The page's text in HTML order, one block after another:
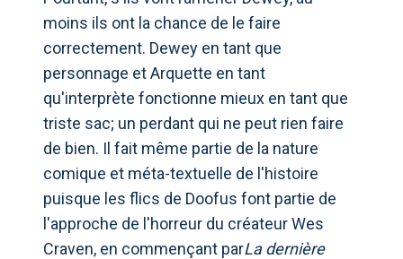
moins ils ont la chance de le faire
correctement. Dewey en tant que
personnage et Arquette en tant
qu'interprète fonctionne mieux en tant que
triste sac; un perdant qui ne peut rien faire
de bien. Il fait même partie de la nature
comique et méta-textuelle de l'histoire
puisque les flics de Doofus font partie de
l'approche de l'horreur du créateur Wes
Craven, en commençant parLa dernière